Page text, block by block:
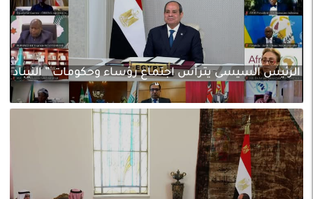
الرئيس السيسى يترأس اجتماع رؤساء وحكومات ” النيباد
“